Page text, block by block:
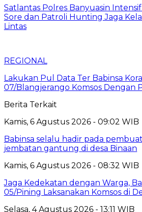
Satlantas Polres Banyuasin
Sore dan Patroli Hunting Jaga
Lintas
REGIONAL
Lakukan Pul Data Ter Babinsa
07/Blangjerango Komsos Dengan
Berita Terkait
Kamis, 6 Agustus 2026 - 09:02 WIB
Babinsa selalu hadir pada
jembatan gantung di desa Binaan
Kamis, 6 Agustus 2026 - 08:32 WIB
Jaga Kedekatan dengan Warga,
05/Pining Laksanakan Komsos di
Selasa, 4 Agustus 2026 - 13:11 WIB